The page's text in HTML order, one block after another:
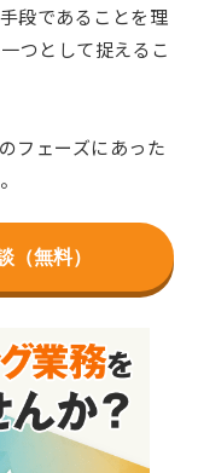
段であることを理
つとして捉えるこ
フェーズにあった
（無料）